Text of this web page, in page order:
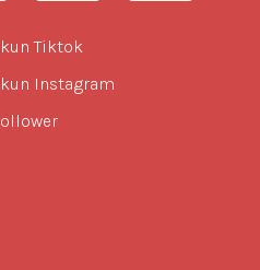
Tiktok
Instagram